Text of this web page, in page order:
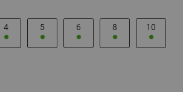
4 5 6 8 10